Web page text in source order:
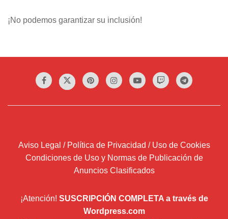
¡No podemos garantizar su inclusión!
Aviso Legal / Política de Privacidad / Uso de Cookies
Condiciones de Uso y Normas de Publicación de
Anuncios Clasificados
¡Atención! SUSCRIPCIÓN COMPLETA a través de
Wordpress.com